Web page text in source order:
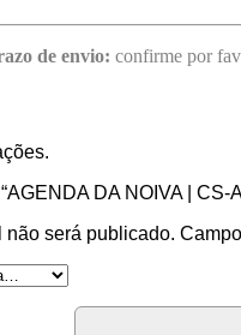
de envio: confirme por
DA NOIVA | CS-
não será publicado.